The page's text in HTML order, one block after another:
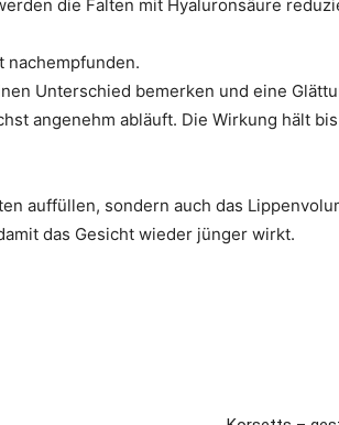
die Falten mit Hyaluronsäure
nachempfunden.
Unterschied bemerken und eine
angenehm abläuft. Die Wirkung hält bis
auffüllen, sondern auch das
das Gesicht wieder jünger wirkt.